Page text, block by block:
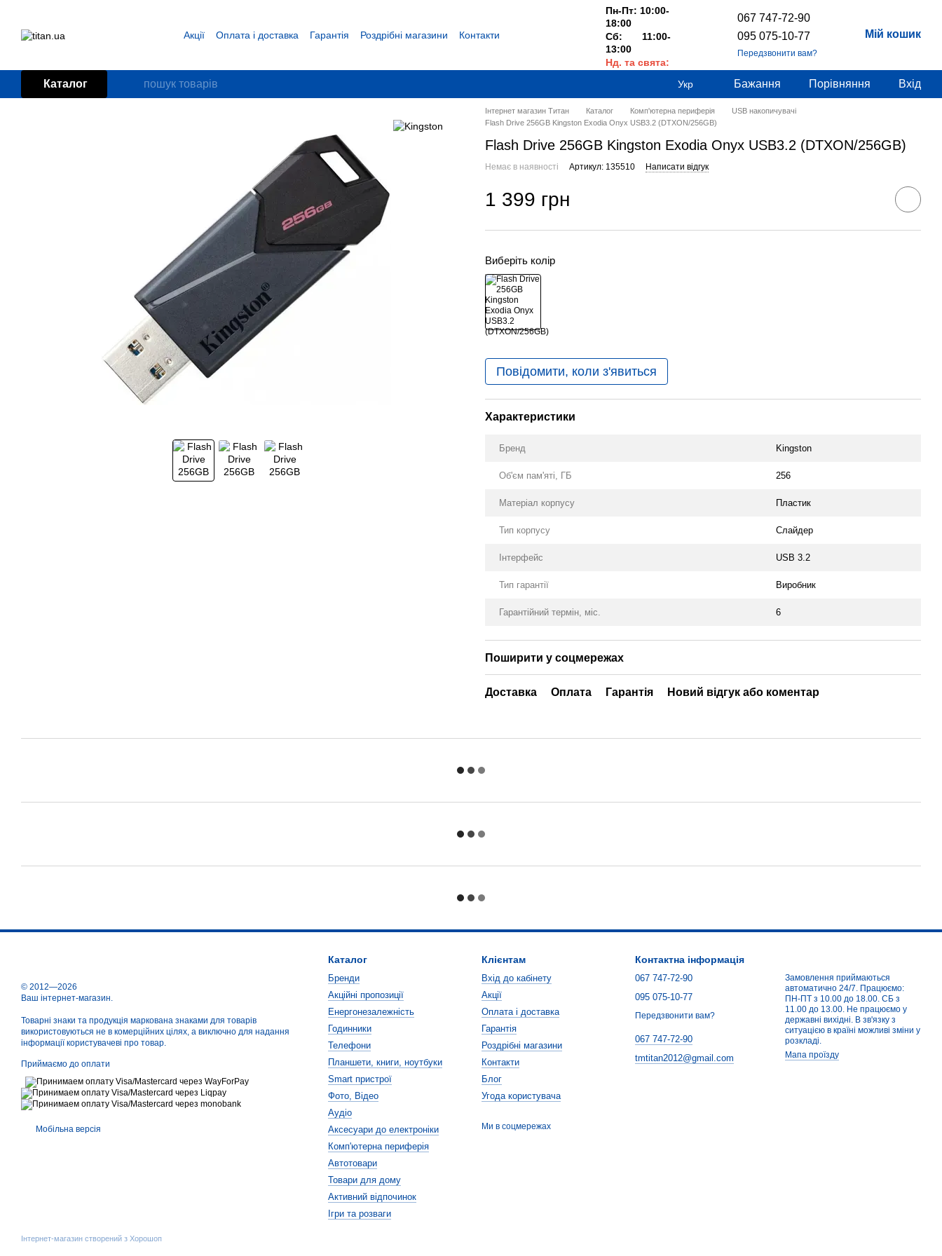
Акції Оплата і доставка Гарантія Роздрібні магазини
Контакти
Пн-Пт: 10:00-
18:00
Сб: 11:00-
13:00
Нд. та свята:
067 747-72-90
095 075-10-77
Передзвонити вам?
Мій кошик
Каталог Укр Бажання Порівняння Вхід
Інтернет магазин Титан Каталог Комп'ютерна периферія
USB накопичувачі
Flash Drive 256GB Kingston Exodia Onyx USB3.2 (DTXON/256GB)
Flash Drive 256GB Kingston Exodia Onyx USB3.2 (DTXON/256GB)
Немає в наявності Артикул: 135510 Написати відгук
1 399 грн
Виберіть колір
Повідомити, коли з'явиться
Характеристики
Бренд Kingston
Об'єм пам'яті, ГБ 256
Матеріал корпусу Пластик
Тип корпусу Слайдер
Інтерфейс USB 3.2
Тип гарантії Виробник
Гарантійний термін, міс. 6
Поширити у соцмережах
Доставка Оплата Гарантія Новий відгук або коментар
© 2012—2026
Ваш інтернет-магазин.
Товарні знаки та продукція маркована знаками для товарів
використовуються не в комерційних цілях, а виключно для надання
інформації користувачеві про товар.
Приймаємо до оплати
Мобільна версія
Інтернет-магазин створений з Хорошоп
Каталог
Бренди
Акційні пропозиції
Енергонезалежність
Годинники
Телефони
Планшети, книги, ноутбуки
Smart пристрої
Фото, Відео
Аудіо
Аксесуари до електроніки
Комп'ютерна периферія
Автотовари
Товари для дому
Активний відпочинок
Ігри та розваги
Клієнтам
Вхід до кабінету
Акції
Оплата і доставка
Гарантія
Роздрібні магазини
Контакти
Блог
Угода користувача
Ми в соцмережах
Контактна інформація
067 747-72-90
095 075-10-77
Передзвонити вам?
067 747-72-90
tmtitan2012@gmail.com
Замовлення приймаються
автоматично 24/7. Працюємо:
ПН-ПТ з 10.00 до 18.00. СБ з
11.00 до 13.00. Не працюємо у
державні вихідні. В зв'язку з
ситуацією в країні можливі зміни у
розкладі.
Мапа проїзду